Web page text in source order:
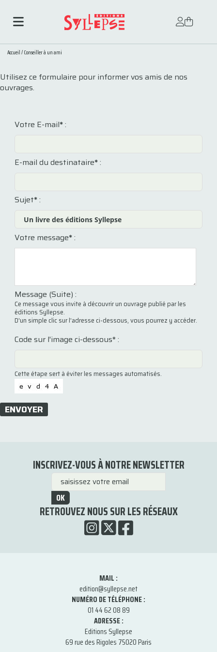
Accueil/Conseiller à un ami
Utilisez ce formulaire pour informer vos amis de nos
ouvrages.
Votre E-mail*:
E-mail du destinataire*:
Sujet*:
Votre message*:
Message (Suite) :
Ce message vous invite à découvrir un ouvrage publié par les
éditions Syllepse.
D'un simple clic sur l'adresse ci-dessous, vous pourrez y accéder.
Code sur l'image ci-dessous* :
Cette étape sert à éviter les messages automatisés.
ENVOYER
INSCRIVEZ-VOUS À NOTRE NEWSLETTER
OK
RETROUVEZ NOUS SUR LES RÉSEAUX
MAIL :
edition@syllepse.net
NUMÉRO DE TÉLÉPHONE :
01 44 62 08 89
ADRESSE :
Editions Syllepse
69 rue des Rigoles 75020 Paris